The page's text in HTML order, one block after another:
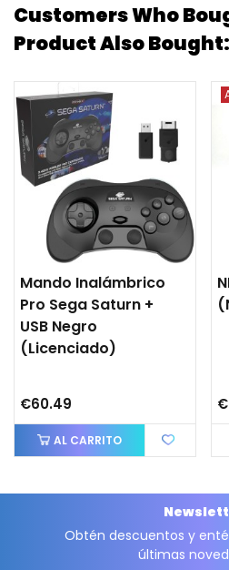
Customers Who
Product Also Bought:
Mando Inalámbrico
Pro Sega Saturn +
USB Negro
(licenciado)
€60.49
AL CARRITO
Obtén descuentos y
últimas